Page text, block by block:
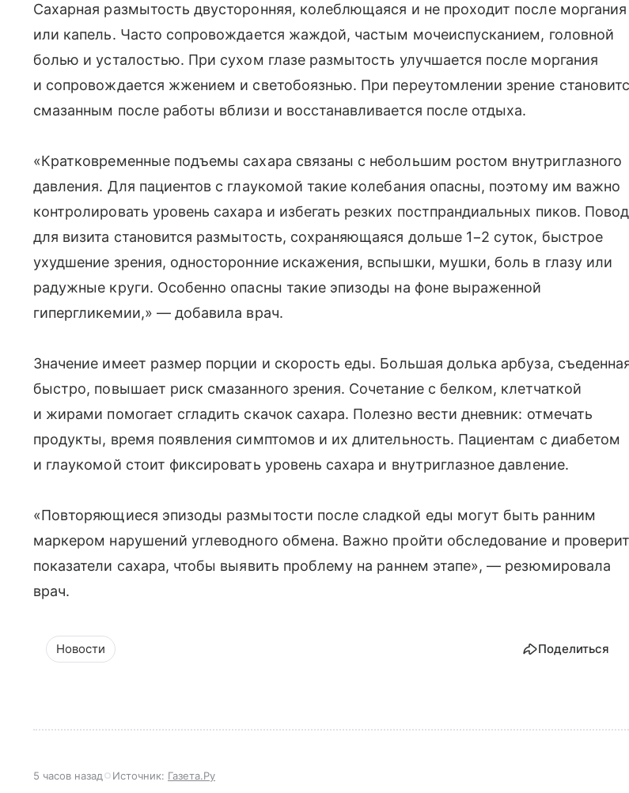
Сахарная размытость двусторонняя, колеблющаяся и не проходит после моргания
или капель. Часто сопровождается жаждой, частым мочеиспусканием, головной
болью и усталостью. При сухом глазе размытость улучшается после моргания
и сопровождается жжением и светобоязнью. При переутомлении зрение
смазанным после работы вблизи и восстанавливается после отдыха.
«Кратковременные подъемы сахара связаны с небольшим ростом внутриглазного
давления. Для пациентов с глаукомой такие колебания опасны, поэтому им важно
контролировать уровень сахара и избегать резких постпрандиальных пиков.
для визита становится размытость, сохраняющаяся дольше 1−2 суток, быстрое
ухудшение зрения, односторонние искажения, вспышки, мушки, боль в глазу или
радужные круги. Особенно опасны такие эпизоды на фоне выраженной
гипергликемии,» — добавила врач.
Значение имеет размер порции и скорость еды. Большая долька арбуза,
быстро, повышает риск смазанного зрения. Сочетание с белком, клетчаткой
и жирами помогает сгладить скачок сахара. Полезно вести дневник: отмечать
продукты, время появления симптомов и их длительность. Пациентам с диабетом
и глаукомой стоит фиксировать уровень сахара и внутриглазное давление.
«Повторяющиеся эпизоды размытости после сладкой еды могут быть ранним
маркером нарушений углеводного обмена. Важно пройти обследование и
показатели сахара, чтобы выявить проблему на раннем этапе», — резюмировала
врач.
Новости Поделиться
5 часов назад Источник: Газета.Ру